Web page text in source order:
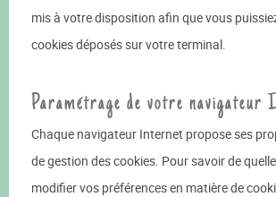
mis à votre disposition afin que vous
cookies déposés sur votre terminal.
Paramétrage de votre navigateur
Chaque navigateur Internet propose ses
de gestion des cookies. Pour savoir de
modifier vos préférences en matière de